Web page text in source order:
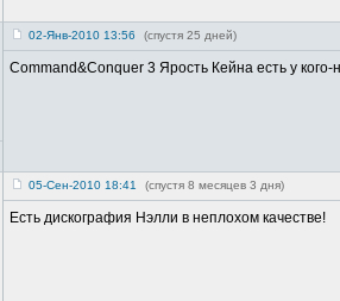
02-Янв-2010 13:56 (спустя 25 дней)
Command&Conquer 3 Ярость Кейна есть у кого-
05-Сен-2010 18:41 (спустя 8 месяцев 3 дня)
Есть дискография Нэлли в неплохом качестве!